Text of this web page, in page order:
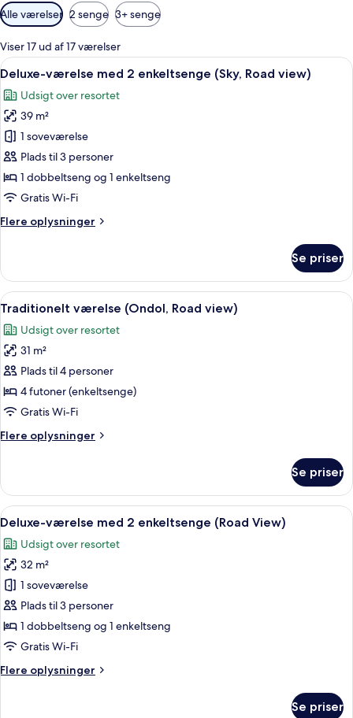
Tilgængelige
filtre
for
værelser
Alle værelser 2 senge 3+ senge
Viser 17 ud af 17 værelser
Indlæs
alle
billeder
af
Deluxe-
værelse
med
2
(Sky,
Et hotelværelse med to senge, et
4
Deluxe-værelse med 2 enkeltsenge (Sky, Road view)
Udsigt over resortet
39 m²
1 soveværelse
Plads til 3 personer
1 dobbeltseng og 1 enkeltseng
Gratis Wi-Fi
Flere oplysninger
Flere
værelse
med
2
(Sky,
Road
view)
Se priser
Indlæs
alle
billeder
af
Traditionelt
værelse
(Ondol,
view)
Et værelse med et stort vindue, et
5
Traditionelt værelse (Ondol, Road view)
Udsigt over resortet
31 m²
Plads til 4 personer
4 futoner (enkeltsenge)
Gratis Wi-Fi
Flere oplysninger
Flere
værelse
(Ondol,
Road
Se priser
Indlæs
alle
billeder
af
Deluxe-
værelse
med
2
(Road
Et moderne hotelværelse med en
4
Deluxe-værelse med 2 enkeltsenge (Road View)
Udsigt over resortet
32 m²
1 soveværelse
Plads til 3 personer
1 dobbeltseng og 1 enkeltseng
Gratis Wi-Fi
Flere oplysninger
Flere
Se priser